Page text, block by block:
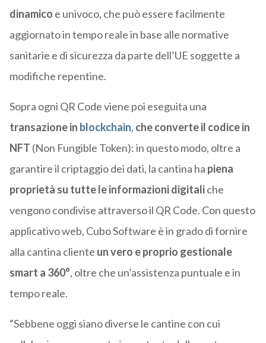
dinamico e univoco, che può essere facilmente
aggiornato in tempo reale in base alle normative
sanitarie e di sicurezza da parte dell’UE soggette a
modifiche repentine.
Sopra ogni QR Code viene poi eseguita una
transazione in blockchain, che converte il codice in
NFT (Non Fungible Token): in questo modo, oltre a
garantire il criptaggio dei dati, la cantina ha piena
proprietà su tutte le informazioni digitaliche
vengono condivise attraverso il QR Code. Con questo
applicativo web, Cubo Software è in grado di fornire
alla cantina cliente un vero e proprio gestionale
smart a 360°, oltre che un’assistenza puntuale e in
tempo reale.
“Sebbene oggi siano diverse le cantine con cui